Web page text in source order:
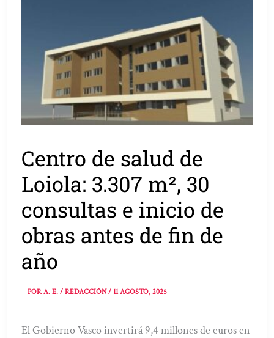
Centro de salud de
Loiola: 3.307 m², 30
consultas e inicio de
obras antes de fin de
año
PORA. E. / REDACCIÓN/11 AGOSTO, 2025
El Gobierno Vasco invertirá 9,4 millones de euros en